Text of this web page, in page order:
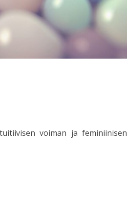
voiman ja feminiinisen